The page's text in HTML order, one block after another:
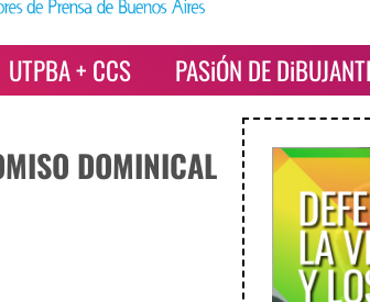
UTPBA + CCS PASiÓN DE
DOMINICAL